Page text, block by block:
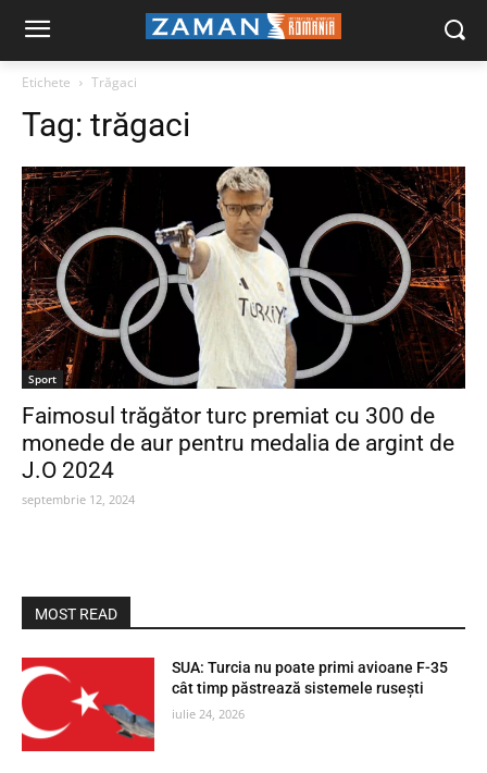
Etichete Trăgaci
Tag: trăgaci
Sport
Faimosul trăgător turc premiat cu 300 de
monede de aur pentru medalia de argint de
J.O 2024
septembrie 12, 2024
MOST READ
SUA: Turcia nu poate primi avioane F-35
cât timp păstrează sistemele rusești
iulie 24, 2026